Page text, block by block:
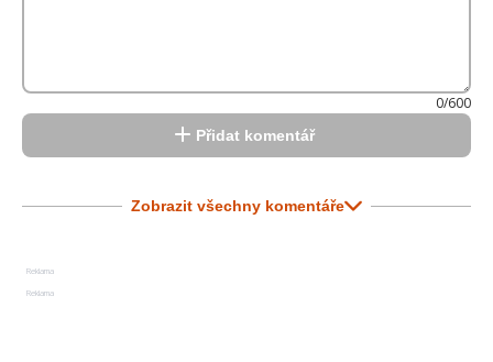
0/600
Přidat komentář
Zobrazit všechny komentáře
Reklama
Reklama